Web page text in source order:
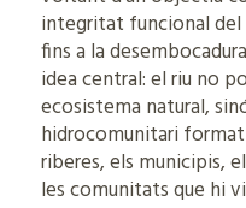
integritat funcional del
fins a la
idea central: el riu no
ecosistema natural,
hidrocomunitari format
riberes, els municipis,
les comunitats que hi